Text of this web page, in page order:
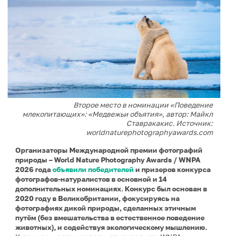
Второе место в номинации «Поведение
млекопитающих»: «Медвежьи объятия», автор: Майкл
Ставракакис. Источник:
worldnaturephotographyawards.com
Организаторы Международной премии фотографий
природы – World Nature Photography Awards / WNPA
2026 годаобъявили победителей и призеров конкурса
фотографов-натуралистов в основной и 14
дополнительных номинациях. Конкурс был основан в
2020 году в Великобритании, фокусируясь на
фотографиях дикой природы, сделанных этичным
путём (без вмешательства в естественное поведение
животных), и содействуя экологическому мышлению.